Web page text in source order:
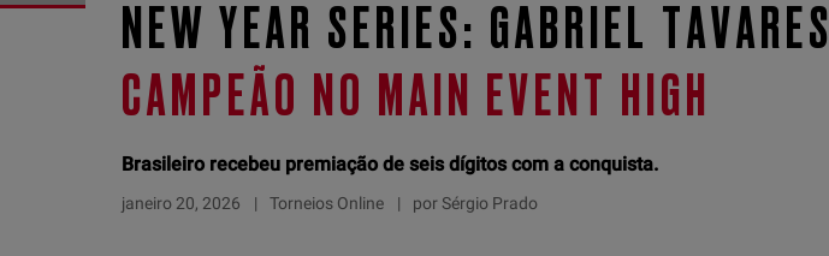
NEW YEAR SERIES: GABRIEL TAVARES
CAMPEÃO NO MAIN EVENT HIGH
Brasileiro recebeu premiação de seis dígitos com a conquista.
janeiro 20, 2026 Torneios Online por Sérgio Prado